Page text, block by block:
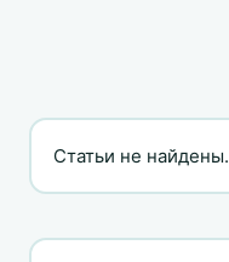
Статьи не найдены.